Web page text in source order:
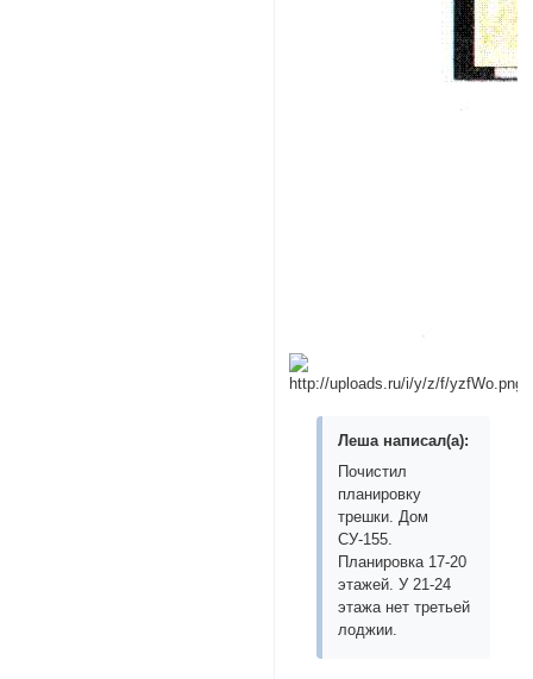
Леша написал(а):
Почистил
планировку
трешки. Дом
СУ-155.
Планировка 17-20
этажей. У 21-24
этажа нет третьей
лоджии.